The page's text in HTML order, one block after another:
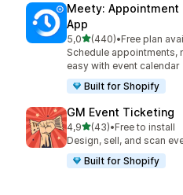
Meety: Appointment
App
5,0av 5 stjerner
(440)
Totalt 440 omtaler
•Free plan
Schedule appointments,
easy with event calendar
Built for Shopify
GM Event Ticketing
4,9av 5 stjerner
(43)
Totalt 43 omtaler
•Free to install
Design, sell, and scan
Built for Shopify